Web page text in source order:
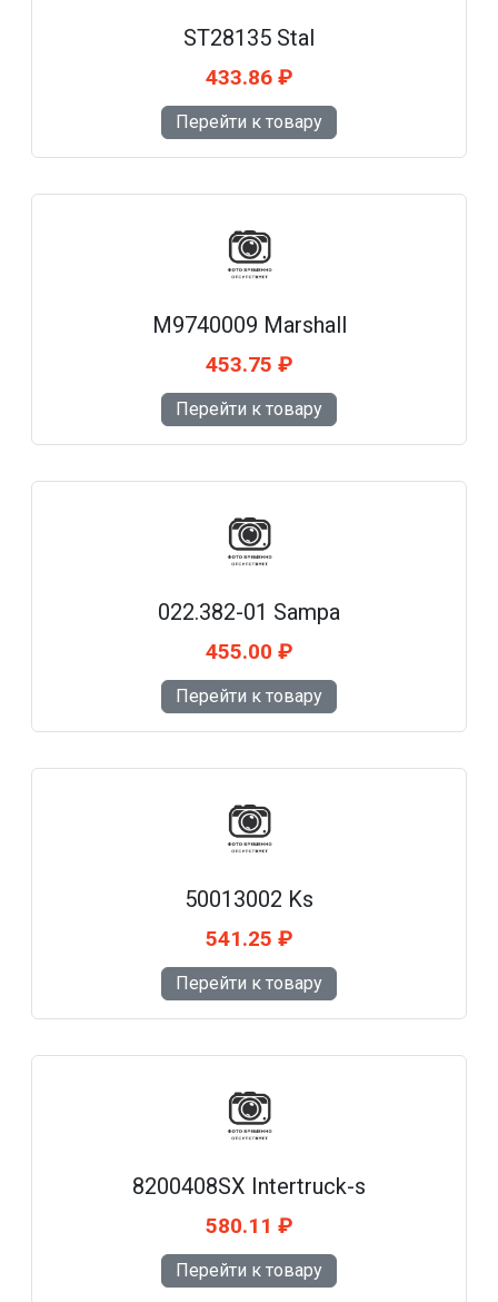
ST28135 Stal
433.86 ₽
Перейти к товару
M9740009 Marshall
453.75 ₽
Перейти к товару
022.382-01 Sampa
455.00 ₽
Перейти к товару
50013002 Ks
541.25 ₽
Перейти к товару
8200408SX Intertruck-s
580.11 ₽
Перейти к товару